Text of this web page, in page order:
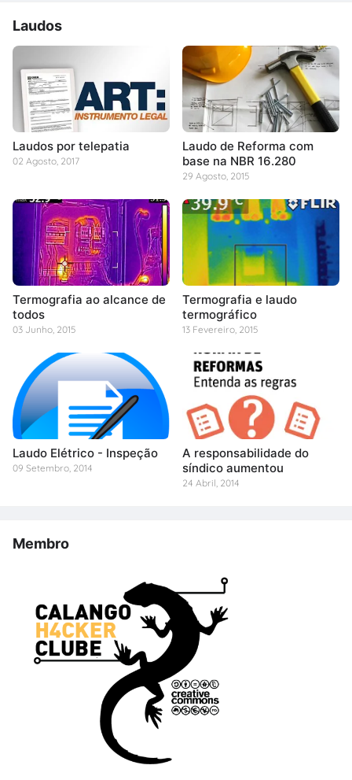
Laudos
Laudos por telepatia
02 Agosto, 2017
Laudo de Reforma com
base na NBR 16.280
29 Agosto, 2015
Termografia ao alcance de
todos
03 Junho, 2015
Termografia e laudo
termográfico
13 Fevereiro, 2015
Laudo Elétrico - Inspeção
09 Setembro, 2014
A responsabilidade do
síndico aumentou
24 Abril, 2014
Membro